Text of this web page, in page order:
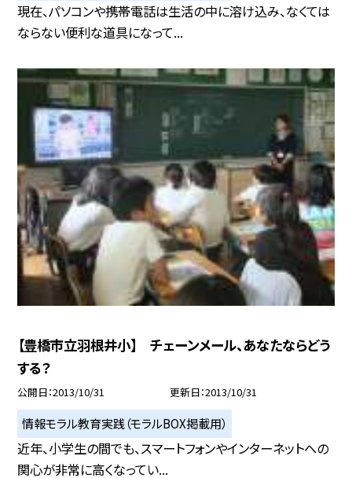
現在、パソコンや携帯電話は生活の中に溶け込み、なくては
ならない便利な道具になって...
【豊橋市立羽根井小】 チェーンメール、あなたならどう
する？
公開日 2013/10/31 更新日 2013/10/31
情報モラル教育実践（モラルBOX掲載用）
近年、小学生の間でも、スマートフォンやインターネットへの
関心が非常に高くなってい...